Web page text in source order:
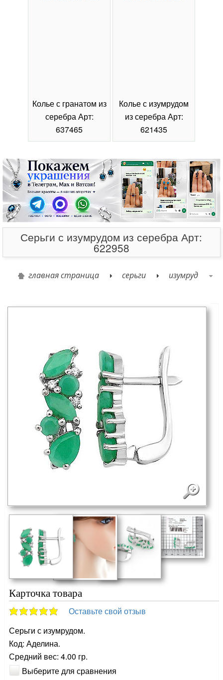
Колье с гранатом из
серебра Арт:
637465
Колье с изумрудом
из серебра Арт:
621435
Серьги с изумрудом из серебра Арт:
622958
главная страница серьги изумруд
Карточка товара
Оставьте свой отзыв
Серьги с изумрудом.
Код: Аделина.
Средний вес: 4.00 гр.
Выберите для сравнения